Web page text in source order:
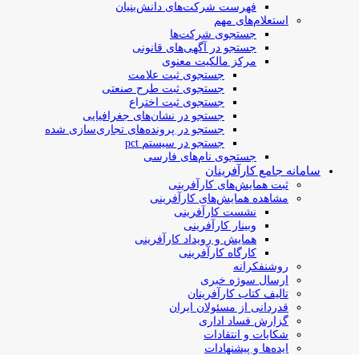
فهرست شرکت‌های دانش‌بنیان
استعلام‌های مهم
جستجوی شرکت‌ها
جستجو در آگهی‌های قانونی
مرکز مالکیت معنوی
جستجوی ثبت علامت
جستجوی ثبت طرح صنعتی
جستجوی ثبت اختراع
جستجو در نشان‌های جغرافیایی
جستجو در پرونده‌های تجاری‌سازی شده
جستجو در سیستم pct
جستجوی نام‌های فارسی
سامانه جامع کارآفرینان
ثبت همایش‌های کارآفرینی
مشاهده همایش‌های کارآفرینی
نشست کارآفرینی
وبینار کارآفرینی
همایش و رویداد کارآفرینی
کارگاه کارآفرینی
روشنفکرانه
ارسال سوژه‌ خبری
تالیف کتاب کارآفرینان
قدردانی از مسئولان ایران
گزارش فساد اداری
شکایات و انتقادات
ایده‌ها و پیشنهادات